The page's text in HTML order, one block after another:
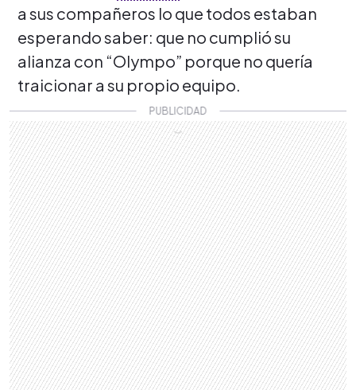
a sus compañeros lo que todos estaban
esperando saber: que no cumplió su
alianza con “Olympo” porque no quería
traicionar a su propio equipo.